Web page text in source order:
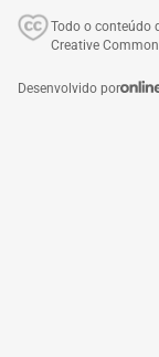
Todo o conteúdo
Creative
Desenvolvido por